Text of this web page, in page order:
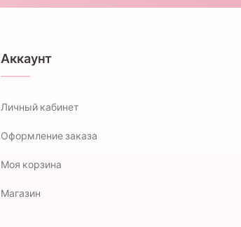
Аккаунт
Личный кабинет
Оформление заказа
Моя корзина
Магазин